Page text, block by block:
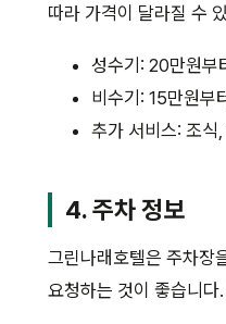
따라 가격이 달라질 수
성수기: 20만원부
비수기: 15만원부
추가 서비스: 조식
4. 주차 정보
그린나래호텔은 주차장
요청하는 것이 좋습니